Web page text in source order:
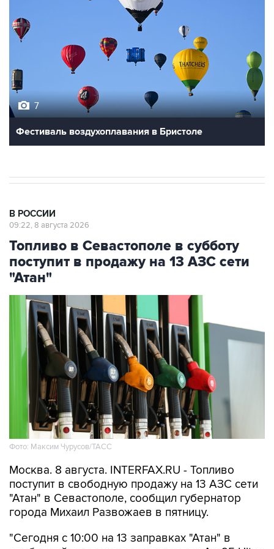
Фестиваль воздухоплавания в Бристоле
Топливо в Севастополе в субботу
поступит в продажу на 13 АЗС сети
"Атан"
Фото: Максим Чурусов/ТАСС
Москва. 8 августа. INTERFAX.RU - Топливо
"Атан" в Севастополе, сообщил губернатор
города Михаил Развожаев в пятницу.
"Сегодня с 10:00 на 13 заправках "Атан" в
ДТ Ultra, ДТ и Аи-100. Объем лимитов по всем